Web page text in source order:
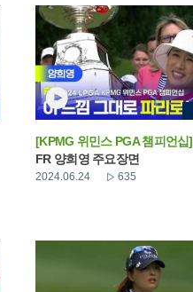
[KPMG 위민스 PGA 챔피언십]
FR 양희영 주요장면
2024.06.24 635